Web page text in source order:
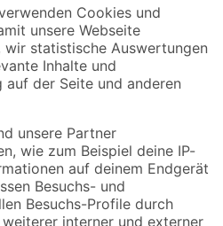
und Aktionen mehr verpassen!
Versandarten